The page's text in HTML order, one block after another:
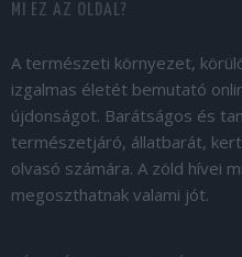
MI EZ AZ OLDAL?
A természeti környezet,
izgalmas életét bemutató
újdonságot. Barátságos és
természetjáró, állatbarát,
olvasó számára. A zöld hívei
megoszthatnak valami jót.